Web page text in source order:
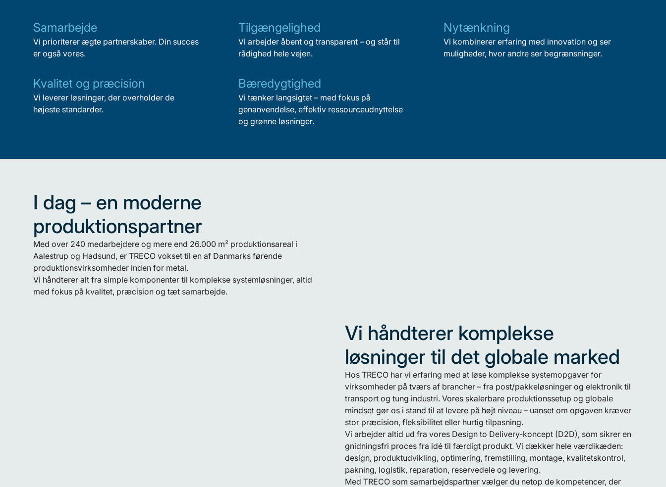
Samarbejde
Vi prioriterer ægte partnerskaber. Din succes
er også vores.
Tilgængelighed
Vi arbejder åbent og transparent – og står til
rådighed hele vejen.
Nytænkning
Vi kombinerer erfaring med innovation og ser
muligheder, hvor andre ser begrænsninger.
Kvalitet og præcision
Vi leverer løsninger, der overholder de
højeste standarder.
Bæredygtighed
Vi tænker langsigtet – med fokus på
genanvendelse, effektiv ressourceudnyttelse
og grønne løsninger.
I dag – en moderne
produktionspartner
Med over 240 medarbejdere og mere end 26.000 m² produktionsareal i
Aalestrup og Hadsund, er TRECO vokset til en af Danmarks førende
produktionsvirksomheder inden for metal.
Vi håndterer alt fra simple komponenter til komplekse systemløsninger, altid
med fokus på kvalitet, præcision og tæt samarbejde.
Vi håndterer komplekse
løsninger til det globale marked
Hos TRECO har vi erfaring med at løse komplekse systemopgaver for
virksomheder på tværs af brancher – fra post/pakkeløsninger og elektronik til
transport og tung industri. Vores skalerbare produktionssetup og globale
mindset gør os i stand til at levere på højt niveau – uanset om opgaven kræver
stor præcision, fleksibilitet eller hurtig tilpasning.
Vi arbejder altid ud fra vores Design to Delivery-koncept (D2D), som sikrer en
gnidningsfri proces fra idé til færdigt produkt. Vi dækker hele værdikæden:
design, produktudvikling, optimering, fremstilling, montage, kvalitetskontrol,
pakning, logistik, reparation, reservedele og levering.
Med TRECO som samarbejdspartner vælger du netop de kompetencer, der